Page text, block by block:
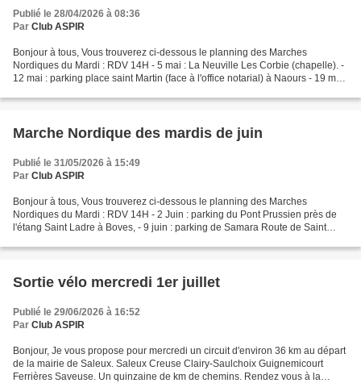
Publié le 28/04/2026 à 08:36
Par Club ASPIR
Bonjour à tous, Vous trouverez ci-dessous le planning des Marches
Nordiques du Mardi : RDV 14H - 5 mai : La Neuville Les Corbie (chapelle). -
12 mai : parking place saint Martin (face à l'office notarial) à Naours - 19 mai
Marche Nordique des mardis de juin
Publié le 31/05/2026 à 15:49
Par Club ASPIR
Bonjour à tous, Vous trouverez ci-dessous le planning des Marches
Nordiques du Mardi : RDV 14H - 2 Juin : parking du Pont Prussien près de
l'étang Saint Ladre à Boves, - 9 juin : parking de Samara Route de Saint
Sortie vélo mercredi 1er juillet
Publié le 29/06/2026 à 16:52
Par Club ASPIR
Bonjour, Je vous propose pour mercredi un circuit d'environ 36 km au départ
de la mairie de Saleux. Saleux Creuse Clairy-Saulchoix Guignemicourt
Ferrières Saveuse. Un quinzaine de km de chemins. Rendez vous à la